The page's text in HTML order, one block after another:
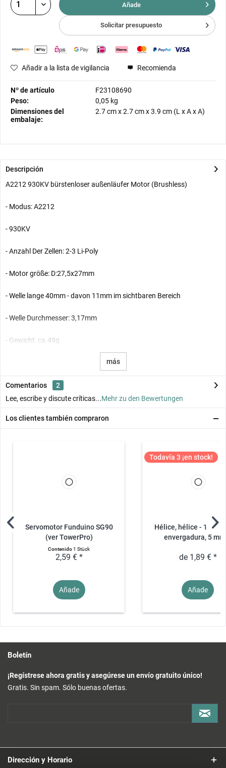
Añade
Solicitar presupuesto
Añadir a la lista de vigilancia Recomienda
Nº de artículo
F23108690
Peso:
0,05 kg
Dimensiones del
embalaje:
2.7 cmx2.7 cmx3.9 cm (L x A x A)
Descripción
A2212 930KV bürstenloser außenläufer Motor (Brushless)
- Modus: A2212
- 930KV
- Anzahl Der Zellen: 2-3 Li-Poly
- Motor größe: D:27,5x27mm
- Welle lange 40mm - davon 11mm im sichtbaren Bereich
- Welle Durchmesser: 3,17mm
- Gewicht: ca.49g
más
Comentarios
2
Lee, escribe y discute críticas...Mehr zu den Bewertungen
Los clientes también compraron
Servomotor Funduino SG90
(ver TowerPro)
Contenido1 Stück
2,59 € *
Añade
Todavía 3 ¡en stock!
Hélice, hélice - 15,24
envergadura, 5
de 1,89 € *
Añade
Boletín
¡Regístrese ahora gratis y asegúrese un envío gratuito único!
Gratis. Sin spam. Sólo buenas ofertas.
Dirección y Horario